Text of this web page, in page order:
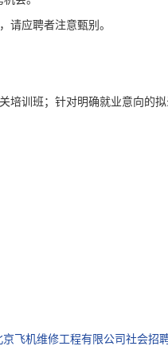
请应聘者注意甄别。
培训班；针对明确就业意向的拟
京飞机维修工程有限公司社会招